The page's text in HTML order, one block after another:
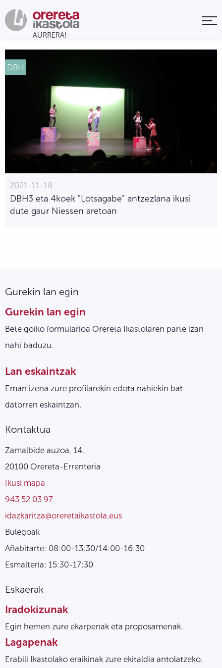
DBH
2021-11-18
DBH3 eta 4koek "Lotsagabe" antzezlana ikusi
dute gaur Niessen aretoan
Gurekin lan egin
Gurekin lan egin
Bete goiko formularioa Orereta Ikastolaren parte izan
nahi baduzu.
Lan eskaintzak
Eman izena zure profilarekin edota nahiekin bat
datorren eskaintzan.
Kontaktua
Zamalbide auzoa, 14.
20100 Orereta-Errenteria
Ikusi mapa
943 52 03 97
idazkaritza@oreretaikastola.eus
Bulegoak
Añabitarte: 08:00-13:30/14:00-16:30
Esmalteria: 15:30-17:30
Eskaerak
Iradokizunak
Egin hemen zure ekarpenak eta proposamenak.
Lagapenak
Erabili Ikastolako eraikinak zure ekitaldia antolatzeko.